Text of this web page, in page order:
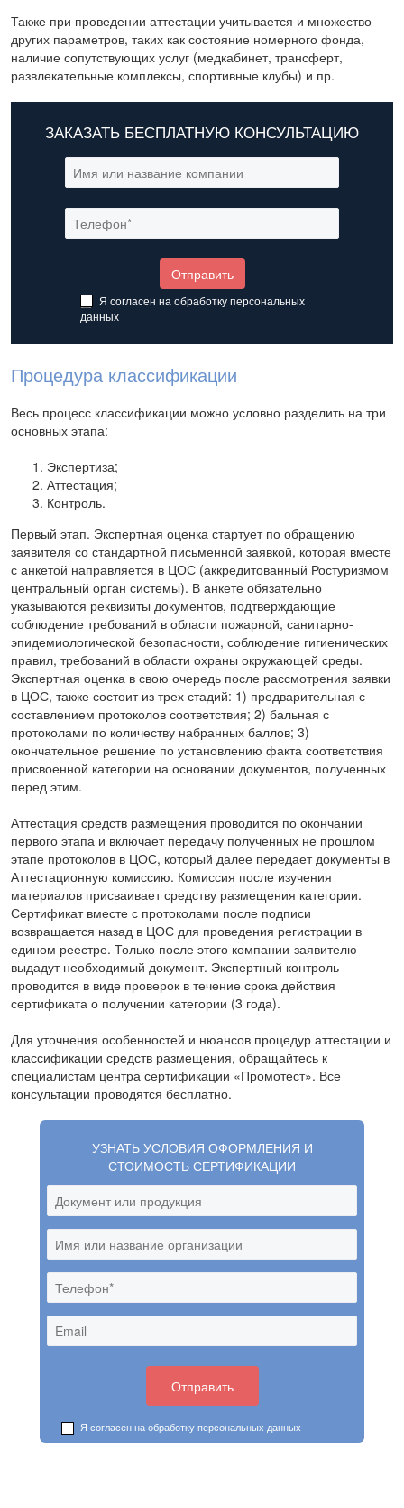
Также при проведении аттестации учитывается и множество
других параметров, таких как состояние номерного фонда,
наличие сопутствующих услуг (медкабинет, трансферт,
развлекательные комплексы, спортивные клубы) и пр.
ЗАКАЗАТЬ БЕСПЛАТНУЮ КОНСУЛЬТАЦИЮ
Я согласен на обработкуперсональных
данных
Процедура классификации
Весь процесс классификации можно условно разделить на три
основных этапа:
Экспертиза;
Аттестация;
Контроль.
Первый этап. Экспертная оценка стартует по обращению
заявителя со стандартной письменной заявкой, которая вместе
с анкетой направляется в ЦОС (аккредитованный Ростуризмом
центральный орган системы). В анкете обязательно
указываются реквизиты документов, подтверждающие
соблюдение требований в области пожарной, санитарно-
эпидемиологической безопасности, соблюдение гигиенических
правил, требований в области охраны окружающей среды.
Экспертная оценка в свою очередь после рассмотрения заявки
в ЦОС, также состоит из трех стадий: 1) предварительная с
составлением протоколов соответствия; 2) бальная с
протоколами по количеству набранных баллов; 3)
окончательное решение по установлению факта соответствия
присвоенной категории на основании документов, полученных
перед этим.
Аттестация средств размещения проводится по окончании
первого этапа и включает передачу полученных не прошлом
этапе протоколов в ЦОС, который далее передает документы в
Аттестационную комиссию. Комиссия после изучения
материалов присваивает средству размещения категории.
Сертификат вместе с протоколами после подписи
возвращается назад в ЦОС для проведения регистрации в
едином реестре. Только после этого компании-заявителю
выдадут необходимый документ. Экспертный контроль
проводится в виде проверок в течение срока действия
сертификата о получении категории (3 года).
Для уточнения особенностей и нюансов процедур аттестации и
классификации средств размещения, обращайтесь к
специалистам центра сертификации «Промотест». Все
консультации проводятся бесплатно.
УЗНАТЬ УСЛОВИЯ ОФОРМЛЕНИЯ И
СТОИМОСТЬ СЕРТИФИКАЦИИ
Я согласен на обработкуперсональных данных